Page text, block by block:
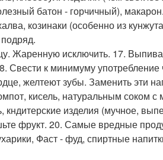
батон - горчичный),
козинаки (особенно из
Жаренную исключить. 17.
Свести к минимуму
желтеют зубы. Заменить эти
кисель, натуральным соком с
изделия (мучное,
фрукт. 20. Самые вредные
Фаст - фуд, спиртные